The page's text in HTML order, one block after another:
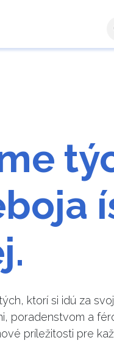
Kontaktujte
ktorí si idú za
poradenstvom a
príležitosti pre